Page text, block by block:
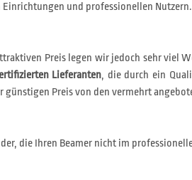
Einrichtungen und professionellen Nutzern.
Preis legen wir jedoch sehr viel
Lieferanten, die durch ein
Preis von den vermehrt
die Ihren Beamer nicht im